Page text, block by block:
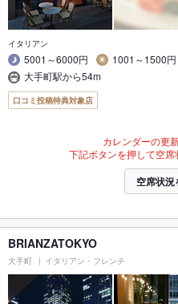
イタリアン
5001～6000円
1001～1500円
大手町駅から54m
口コミ投稿特典対象店
カレンダーの更
下記ボタンを押して空席
空席状況
BRIANZATOKYO
大手町 イタリアン・フレンチ